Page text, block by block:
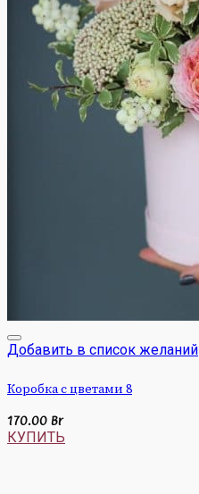
Добавить в список желаний
Коробка с цветами 8
170.00 Br
КУПИТЬ